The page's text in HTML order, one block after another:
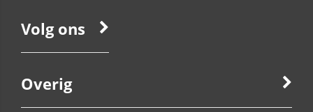
Volg ons
Overig